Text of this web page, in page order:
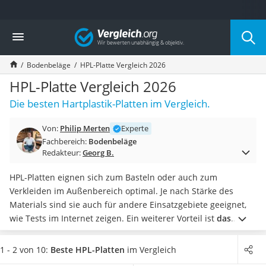
Die beliebtesten Vergleiche nach Kategorie
Baumarkt
Tresor feuerfest
Makita-Akku-Rasenmäher
Kappsäge
Smartes Türschloss
Akku-Rasentrimmer
Split-Klimaanlage 2 Innengeräte
Pelletofen
Tiefbrunnenpumpe
Fliesenschneider
Hochdruckreiniger
Doppelschleifer
Überwachungskamera
Benzinrasenmäher mit Elektrostart
Vergleich
Bodenbeläge HPL-Platte Vergleich 2026
HPL-Platte Vergleich 2026
Die besten Hartplastik-Platten im Vergleich.
Von: Philip Merten
Experte
Fachbereich: Bodenbeläge
Redakteur:Georg B.
HPL-Platten eignen sich zum Basteln oder auch zum
Verkleiden im Außenbereich optimal. Je nach Stärke des
Materials sind sie auch für andere Einsatzgebiete geeignet,
wie Tests im Internet zeigen. Ein weiterer Vorteil ist das
geringe Gewicht der Platten, sodass einPlattenheberzum
einfacheren Bearbeiten und Verlegen nur bedingt benötigt
1 - 2 von 10: Beste HPL-Platten im Vergleich